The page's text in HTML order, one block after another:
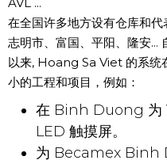
在全国许多地方设有仓库和
志明市、富国、平阳、隆安...
以来, Hoang Sa Viet 的系统
小的工程和项目，例如：
在 Binh Duong 为
LED 触摸屏。
为 Becamex Binh